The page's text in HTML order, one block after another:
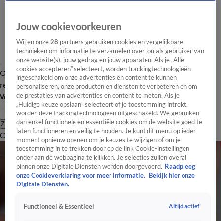
Overzicht Laatste nieuws Regionieuws Het beste van Hart
Tip de
redactie
Volg Hart van Nederland
Zoeken
OverzichtRegioUitzendingenWeerTip de redactiePanelVideo's
Jouw cookievoorkeuren
Wij en onze28 partners gebruiken cookies en vergelijkbare
technieken om informatie te verzamelen over jou als gebruiker van
onze website(s), jouw gedrag en jouw apparaten. Als je „Alle
cookies accepteren” selecteert, worden trackingtechnologieën
ingeschakeld om onze advertenties en content te kunnen
personaliseren, onze producten en diensten te verbeteren en om
de prestaties van advertenties en content te meten. Als je
„Huidige keuze opslaan” selecteert of je toestemming intrekt,
worden deze trackingtechnologieën uitgeschakeld. We gebruiken
dan enkel functionele en essentiële cookies om de website goed te
laten functioneren en veilig te houden. Je kunt dit menu op ieder
moment opnieuw openen om je keuzes te wijzigen of om je
toestemming in te trekken door op de link Cookie-instellingen
onder aan de webpagina te klikken. Je selecties zullen overal
binnen onze Digitale Diensten worden doorgevoerd. Raadpleeg
onze Cookieverklaring voor meer informatie.
Bekijk hier onze
Digitale Diensten.
Functioneel & Essentieel Altijd actief